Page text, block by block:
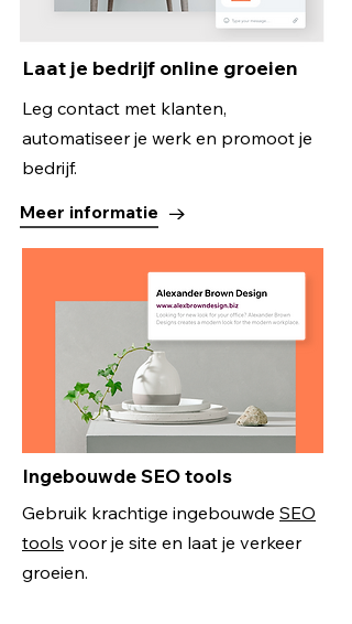
Meer informatie
Laat je bedrijf online groeien
Leg contact met klanten,
automatiseer je werk en promoot je
bedrijf.
Ingebouwde SEO tools
Gebruik krachtige ingebouwde SEO
tools voor je site en laat je verkeer
groeien.